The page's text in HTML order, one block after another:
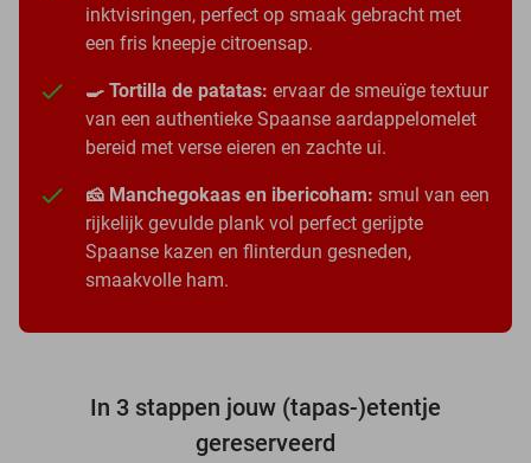
inktvisringen, perfect op smaak gebracht met
een fris kneepje citroensap.
🍳 Tortilla de patatas: ervaar de smeuïge textuur
van een authentieke Spaanse aardappelomelet
bereid met verse eieren en zachte ui.
🧀 Manchegokaas en ibericoham: smul van een
rijkelijk gevulde plank vol perfect gerijpte
Spaanse kazen en flinterdun gesneden,
smaakvolle ham.
In 3 stappen jouw (tapas-)etentje
gereserveerd